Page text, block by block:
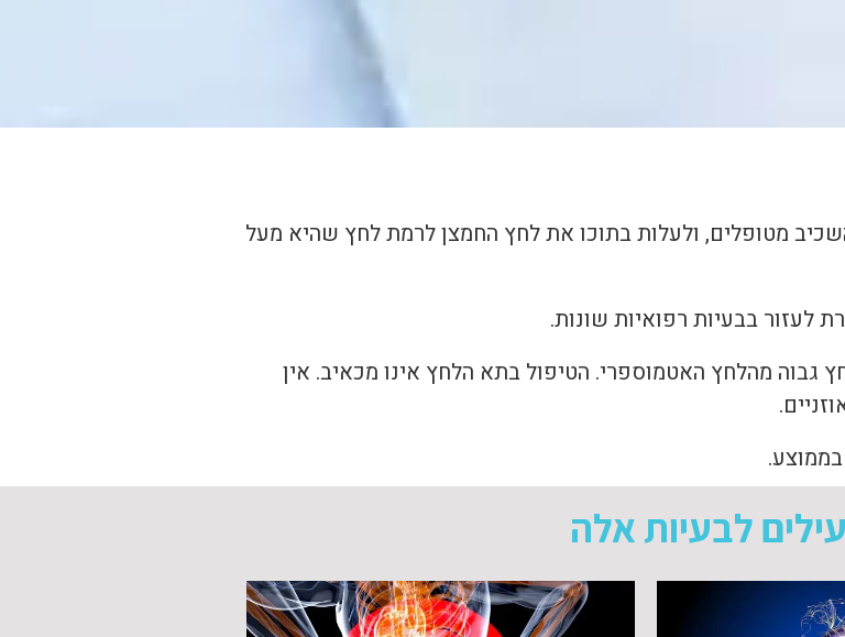
מטופלים, ולעלות בתוכו את לחץ החמצן לרמת לחץ שהיא מעל
בבעיות רפואיות שונות.
מהלחץ האטמוספרי. הטיפול בתא הלחץ אינו מכאיב. אין
לבעיות אלה